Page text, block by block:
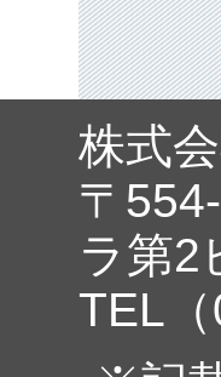
株式
〒
ラ第2
TEL